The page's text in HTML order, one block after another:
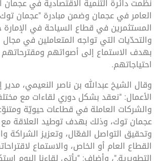
نظّمت دائرة التنمية الاقتصادية في
العامر في عجمان وضمن مبادرة "عجمان
المستثمرين في قطاع السياحة في
والتحدّيات التي تواجه المتعاملين في
بهدف الاستماع إلى أصواتهم ومقترحاتهم
احتياجاتهم.
وقال الشيخ عبدالله بن ناصر النعيمي، مدير
الأعمال: "نعقد بشكل دوري لقاءات مع
والشركات العاملة في قطاعات حيويّة
عجمان توك، وذلك بهدف توطيد العلاقة مع
وتحقيق التواصل الفعّال، وتعزيز الشراكة
القطاع العام أو الخاص، والاستماع